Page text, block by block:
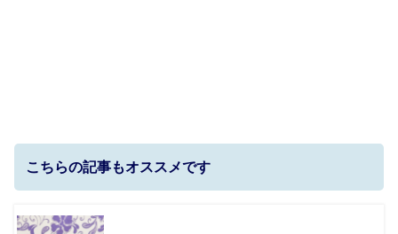
こちらの記事もオススメです